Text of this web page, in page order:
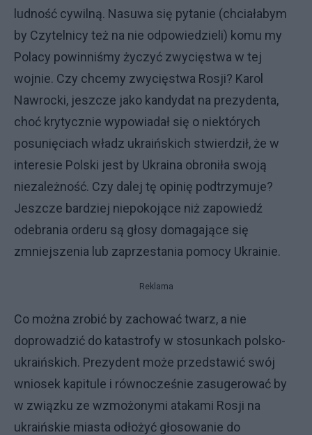
ludność cywilną. Nasuwa się pytanie (chciałabym
by Czytelnicy też na nie odpowiedzieli) komu my
Polacy powinniśmy życzyć zwycięstwa w tej
wojnie. Czy chcemy zwycięstwa Rosji? Karol
Nawrocki, jeszcze jako kandydat na prezydenta,
choć krytycznie wypowiadał się o niektórych
posunięciach władz ukraińskich stwierdził, że w
interesie Polski jest by Ukraina obroniła swoją
niezależność. Czy dalej tę opinię podtrzymuje?
Jeszcze bardziej niepokojące niż zapowiedź
odebrania orderu są głosy domagające się
zmniejszenia lub zaprzestania pomocy Ukrainie.
Reklama
Co można zrobić by zachować twarz, a nie
doprowadzić do katastrofy w stosunkach polsko-
ukraińskich. Prezydent może przedstawić swój
wniosek kapitule i równocześnie zasugerować by
w związku ze wzmożonymi atakami Rosji na
ukraińskie miasta odłożyć głosowanie do